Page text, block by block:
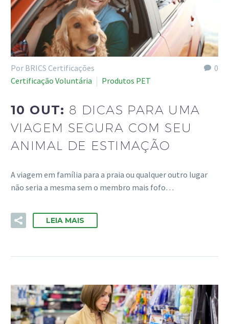
0
Por BRICS Certificações
Certificação Voluntária
Produtos PET
10 OUT: 8 DICAS PARA UMA
VIAGEM SEGURA COM SEU
ANIMAL DE ESTIMAÇÃO
A viagem em família para a praia ou qualquer outro lugar
não seria a mesma sem o membro mais fofo…
LEIA MAIS